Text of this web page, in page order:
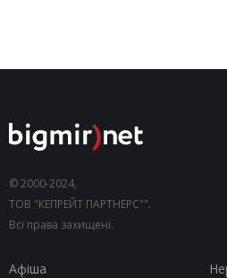
© 2000-2024,
ТОВ "КЕПРЕЙТ ПАРТНЕРС"".
Всі права захищені.
Афіша